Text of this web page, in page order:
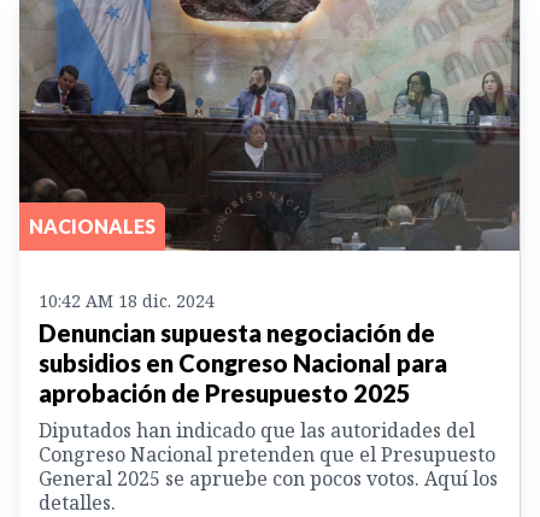
NACIONALES
10:42 AM 18 dic. 2024
Denuncian supuesta negociación de
subsidios en Congreso Nacional para
aprobación de Presupuesto 2025
Diputados han indicado que las autoridades del
Congreso Nacional pretenden que el Presupuesto
General 2025 se apruebe con pocos votos. Aquí los
detalles.